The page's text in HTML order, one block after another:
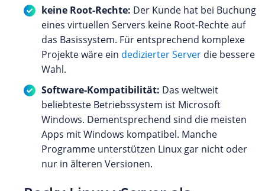
keine Root-Rechte: Der Kunde hat bei Buchung
eines virtuellen Servers keine Root-Rechte auf
das Basissystem. Für entsprechend komplexe
Projekte wäre ein dedizierter Server die bessere
Wahl.
Software-Kompatibilität: Das weltweit
beliebteste Betriebssystem ist Microsoft
Windows. Dementsprechend sind die meisten
Apps mit Windows kompatibel. Manche
Programme unterstützen Linux gar nicht oder
nur in älteren Versionen.